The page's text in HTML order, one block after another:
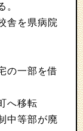
。
舎を県病院
の一部を借
へ移転
中等部が廃